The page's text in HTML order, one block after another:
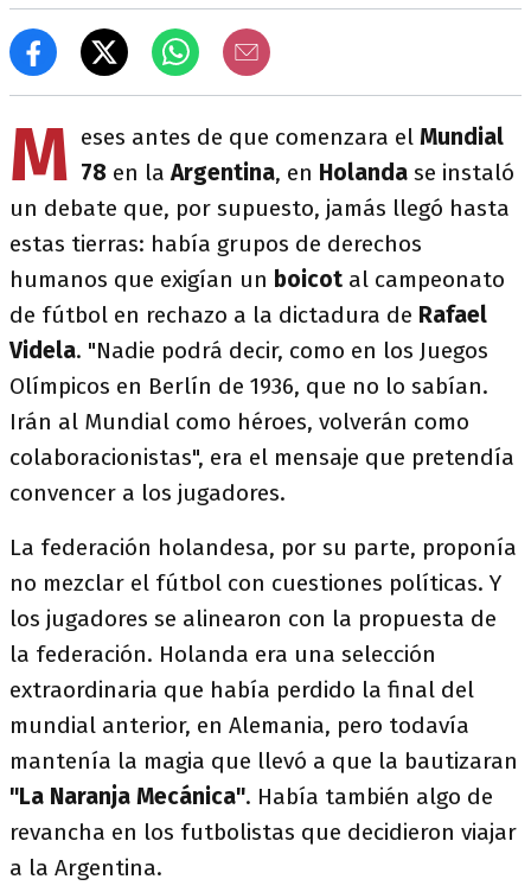
M eses antes de que comenzara el Mundial
78 en laArgentina, en Holanda se instaló
un debate que, por supuesto, jamás llegó hasta
estas tierras: había grupos de derechos
humanos que exigían un boicot al campeonato
de fútbol en rechazo a la dictadura de Rafael
Videla. "Nadie podrá decir, como en los Juegos
Olímpicos en Berlín de 1936, que no lo sabían.
Irán al Mundial como héroes, volverán como
colaboracionistas", era el mensaje que pretendía
convencer a los jugadores.
La federación holandesa, por su parte, proponía
no mezclar el fútbol con cuestiones políticas. Y
los jugadores se alinearon con la propuesta de
la federación. Holanda era una selección
extraordinaria que había perdido la final del
mundial anterior, en Alemania, pero todavía
mantenía la magia que llevó a que la bautizaran
"La Naranja Mecánica". Había también algo de
revancha en los futbolistas que decidieron viajar
a la Argentina.